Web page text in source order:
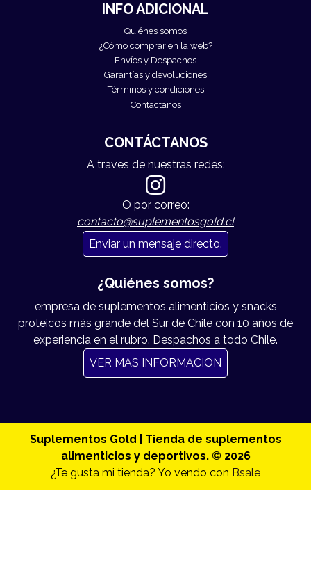
INFO ADICIONAL
Quiénes somos
¿Cómo comprar en la web?
Envíos y Despachos
Garantías y devoluciones
Términos y condiciones
Contactanos
CONTÁCTANOS
A traves de nuestras redes:
O por correo:
contacto@suplementosgold.cl
Enviar un mensaje directo.
¿Quiénes somos?
empresa de suplementos alimenticios y snacks
proteicos más grande del Sur de Chile con 10 años de
experiencia en el rubro. Despachos a todo Chile.
VER MAS INFORMACION
Suplementos Gold | Tienda de suplementos
alimenticios y deportivos. © 2026
¿Te gusta mi tienda? Yo vendo con Bsale